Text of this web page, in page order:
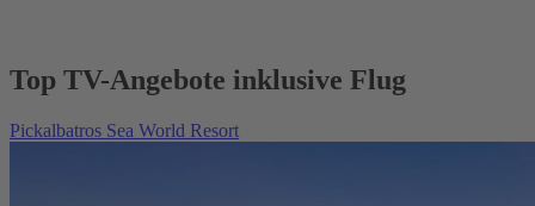
Top TV-Angebote inklusive Flug
Pickalbatros Sea World Resort